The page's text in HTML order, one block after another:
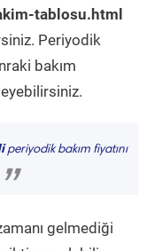
tablosu.html
Periyodik
bakım
periyodik bakım fiyatını
”
gelmediği